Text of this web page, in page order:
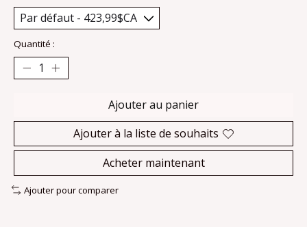
Quantité :
Ajouter au panier
Ajouter à la liste de souhaits
Acheter maintenant
Ajouter pour comparer